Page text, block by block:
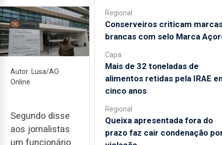
Autor: Lusa/AO
Online
Segundo disse
aos jornalistas
um funcionário
Regional
Conserveiros criticam
brancas com selo Marca
Capa
Mais de 32 toneladas de
alimentos retidas pela IRAE
cinco anos
Regional
Queixa apresentada fora do
prazo faz cair condenação